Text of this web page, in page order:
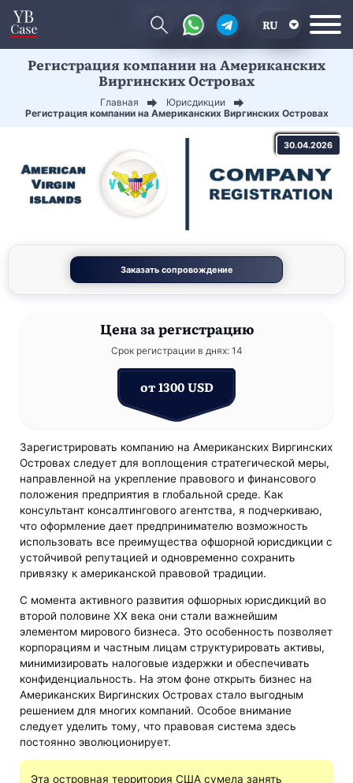
RU
EN
Регистрация компании на Американских
Виргинских Островах
Главная
Юрисдикции
Регистрация компании на Американских Виргинских Островах
30.04.2026
Заказать сопровождение
Ценаза регистрацию
Срок регистрации в днях: 14
от 1300 USD
Зарегистрировать компанию на Американских Виргинских
Островах следует для воплощения стратегической меры,
направленной на укрепление правового и финансового
положения предприятия в глобальной среде. Как
консультант консалтингового агентства, я подчеркиваю,
что оформление дает предпринимателю возможность
использовать все преимущества офшорной юрисдикции с
устойчивой репутацией и одновременно сохранить
привязку к американской правовой традиции.
С момента активного развития офшорных юрисдикций во
второй половине XX века они стали важнейшим
элементом мирового бизнеса. Это особенность позволяет
корпорациям и частным лицам структурировать активы,
минимизировать налоговые издержки и обеспечивать
конфиденциальность. На этом фоне открыть бизнес на
Американских Виргинских Островах стало выгодным
решением для многих компаний. Особое внимание
следует уделить тому, что правовая система здесь
постоянно эволюционирует.
Эта островная территория США сумела занять